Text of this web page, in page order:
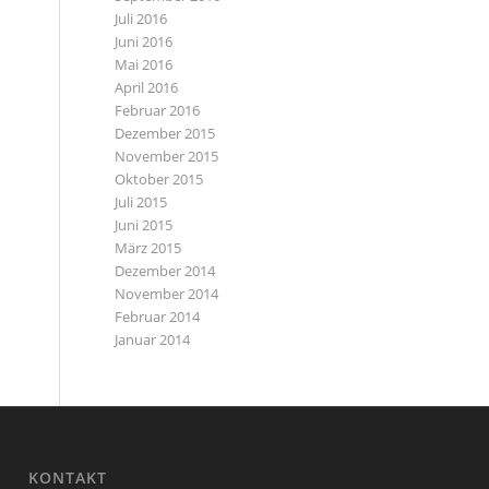
Juli 2016
Juni 2016
Mai 2016
April 2016
Februar 2016
Dezember 2015
November 2015
Oktober 2015
Juli 2015
Juni 2015
März 2015
Dezember 2014
November 2014
Februar 2014
Januar 2014
KONTAKT